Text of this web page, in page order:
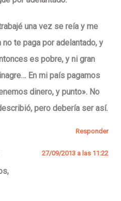
una vez se reía y me
te paga por adelantado, y
es pobre, y ni gran
En mi país pagamos
dinero, y punto». No
pero debería ser así.
Responder
27/09/2013 a las 11:22